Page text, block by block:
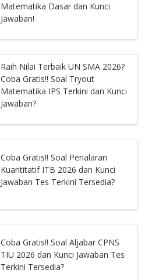
Matematika Dasar dan Kunci
Jawaban!
Raih Nilai Terbaik UN SMA 2026?
Coba Gratis!! Soal Tryout
Matematika IPS Terkini dan Kunci
Jawaban?
Coba Gratis!! Soal Penalaran
Kuantitatif ITB 2026 dan Kunci
Jawaban Tes Terkini Tersedia?
Coba Gratis!! Soal Aljabar CPNS
TIU 2026 dan Kunci Jawaban Tes
Terkini Tersedia?